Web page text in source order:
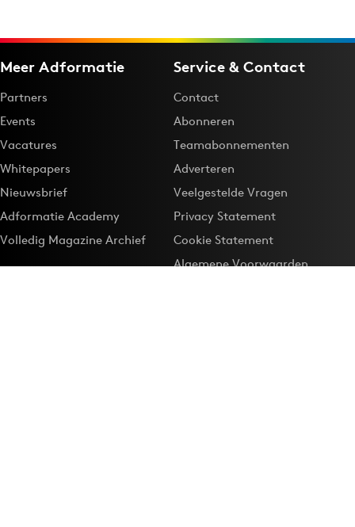
Meer Adformatie
Partners
Events
Vacatures
Whitepapers
Nieuwsbrief
Adformatie Academy
Volledig Magazine Archief
Service & Contact
Contact
Abonneren
Teamabonnementen
Adverteren
Veelgestelde Vragen
Privacy Statement
Cookie Statement
Algemene Voorwaarden